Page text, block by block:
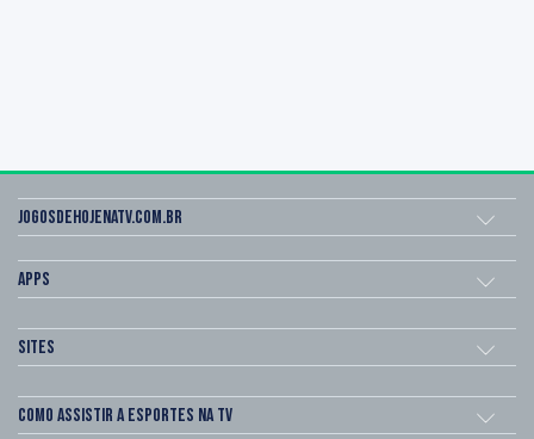
Jogosdehojenatv.com.br
Apps
Sites
Como assistir a esportes na TV